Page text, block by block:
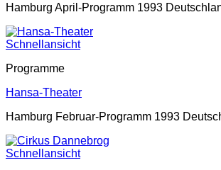
Hamburg April-Programm 1993
Schnellansicht
Programme
Hansa-Theater
Hamburg Februar-Programm 1993
Schnellansicht